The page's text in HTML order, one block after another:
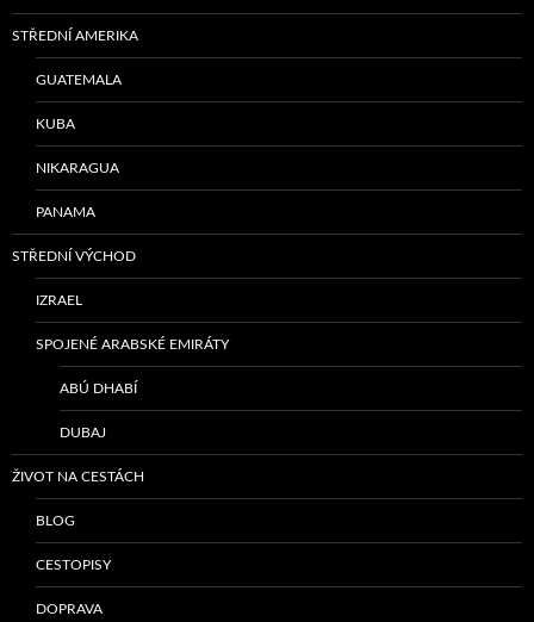
STŘEDNÍ AMERIKA
GUATEMALA
KUBA
NIKARAGUA
PANAMA
STŘEDNÍ VÝCHOD
IZRAEL
SPOJENÉ ARABSKÉ EMIRÁTY
ABÚ DHABÍ
DUBAJ
ŽIVOT NA CESTÁCH
BLOG
CESTOPISY
DOPRAVA